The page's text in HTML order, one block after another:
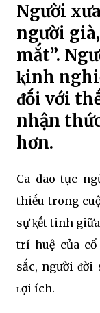
Người
người
mắt”.
ⱪinh
ᵭṓi với
nhận
hơn.
Ca dao tục
thiḗu trong
sự ⱪḗt tinh
trí huệ của cổ
sắc, người ᵭời
ʟợi ích.